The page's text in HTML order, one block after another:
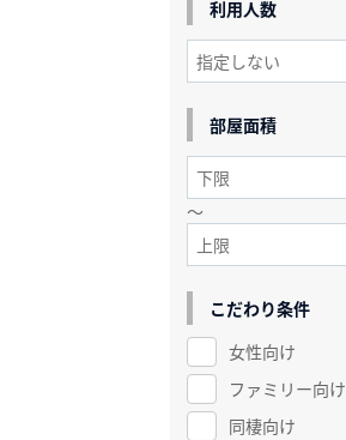
利用人数
部屋面積
～
こだわり条件
女性向け
ファミリー向け
同棲向け